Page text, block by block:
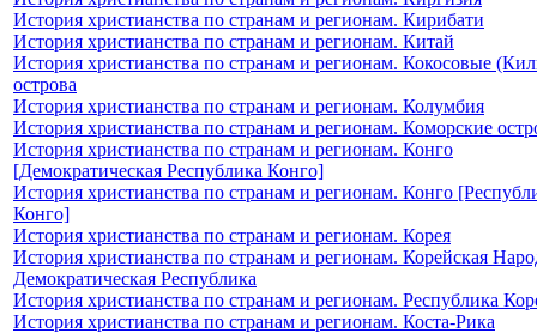
История христианства по странам и регионам. Кирибати
История христианства по странам и регионам. Китай
История христианства по странам и регионам. Кокосовые
острова
История христианства по странам и регионам. Колумбия
История христианства по странам и регионам. Коморские
История христианства по странам и регионам. Конго
[Демократическая Республика Конго]
История христианства по странам и регионам. Конго
Конго]
История христианства по странам и регионам. Корея
История христианства по странам и регионам. Корейская
Демократическая Республика
История христианства по странам и регионам. Республика
История христианства по странам и регионам. Коста-Рика